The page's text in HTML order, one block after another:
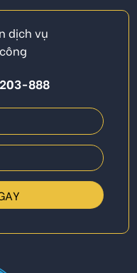
dịch vụ
888